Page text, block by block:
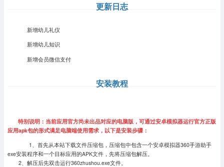
更新日志
新增幼儿礼仪
新增幼儿知识
新增会员微信支付
安装教程
特别说明：当前应用官方尚未出品对应的电脑版，可通过安卓模拟器运行官方正版
应用apk包的形式满足电脑端使用需求，以下是安装步骤：
1、首先从本站下载文件压缩包，压缩包中包含一个安卓模拟器360手游助手
exe安装程序和一个目标应用的APK文件，先将压缩包解压。
2、解压后先双击运行360zhushou.exe文件。